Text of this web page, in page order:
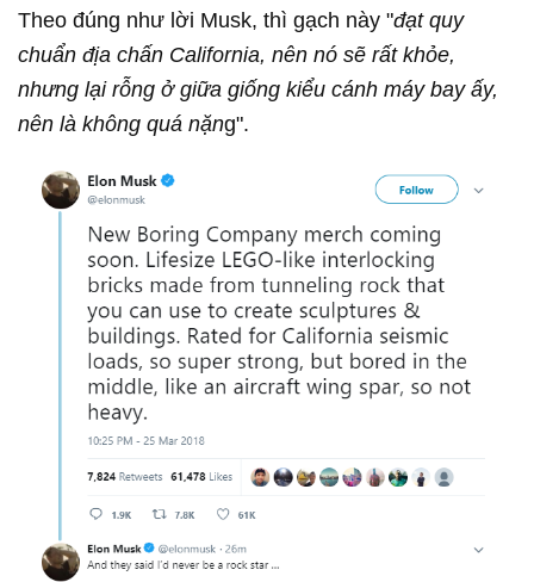
Theo đúng như lời Musk, thì gạch này "đạt quy
chuẩn địa chấn California, nên nó sẽ rất khỏe,
nhưng lại rỗng ở giữa giống kiểu cánh máy bay ấy,
nên là không quá nặng".